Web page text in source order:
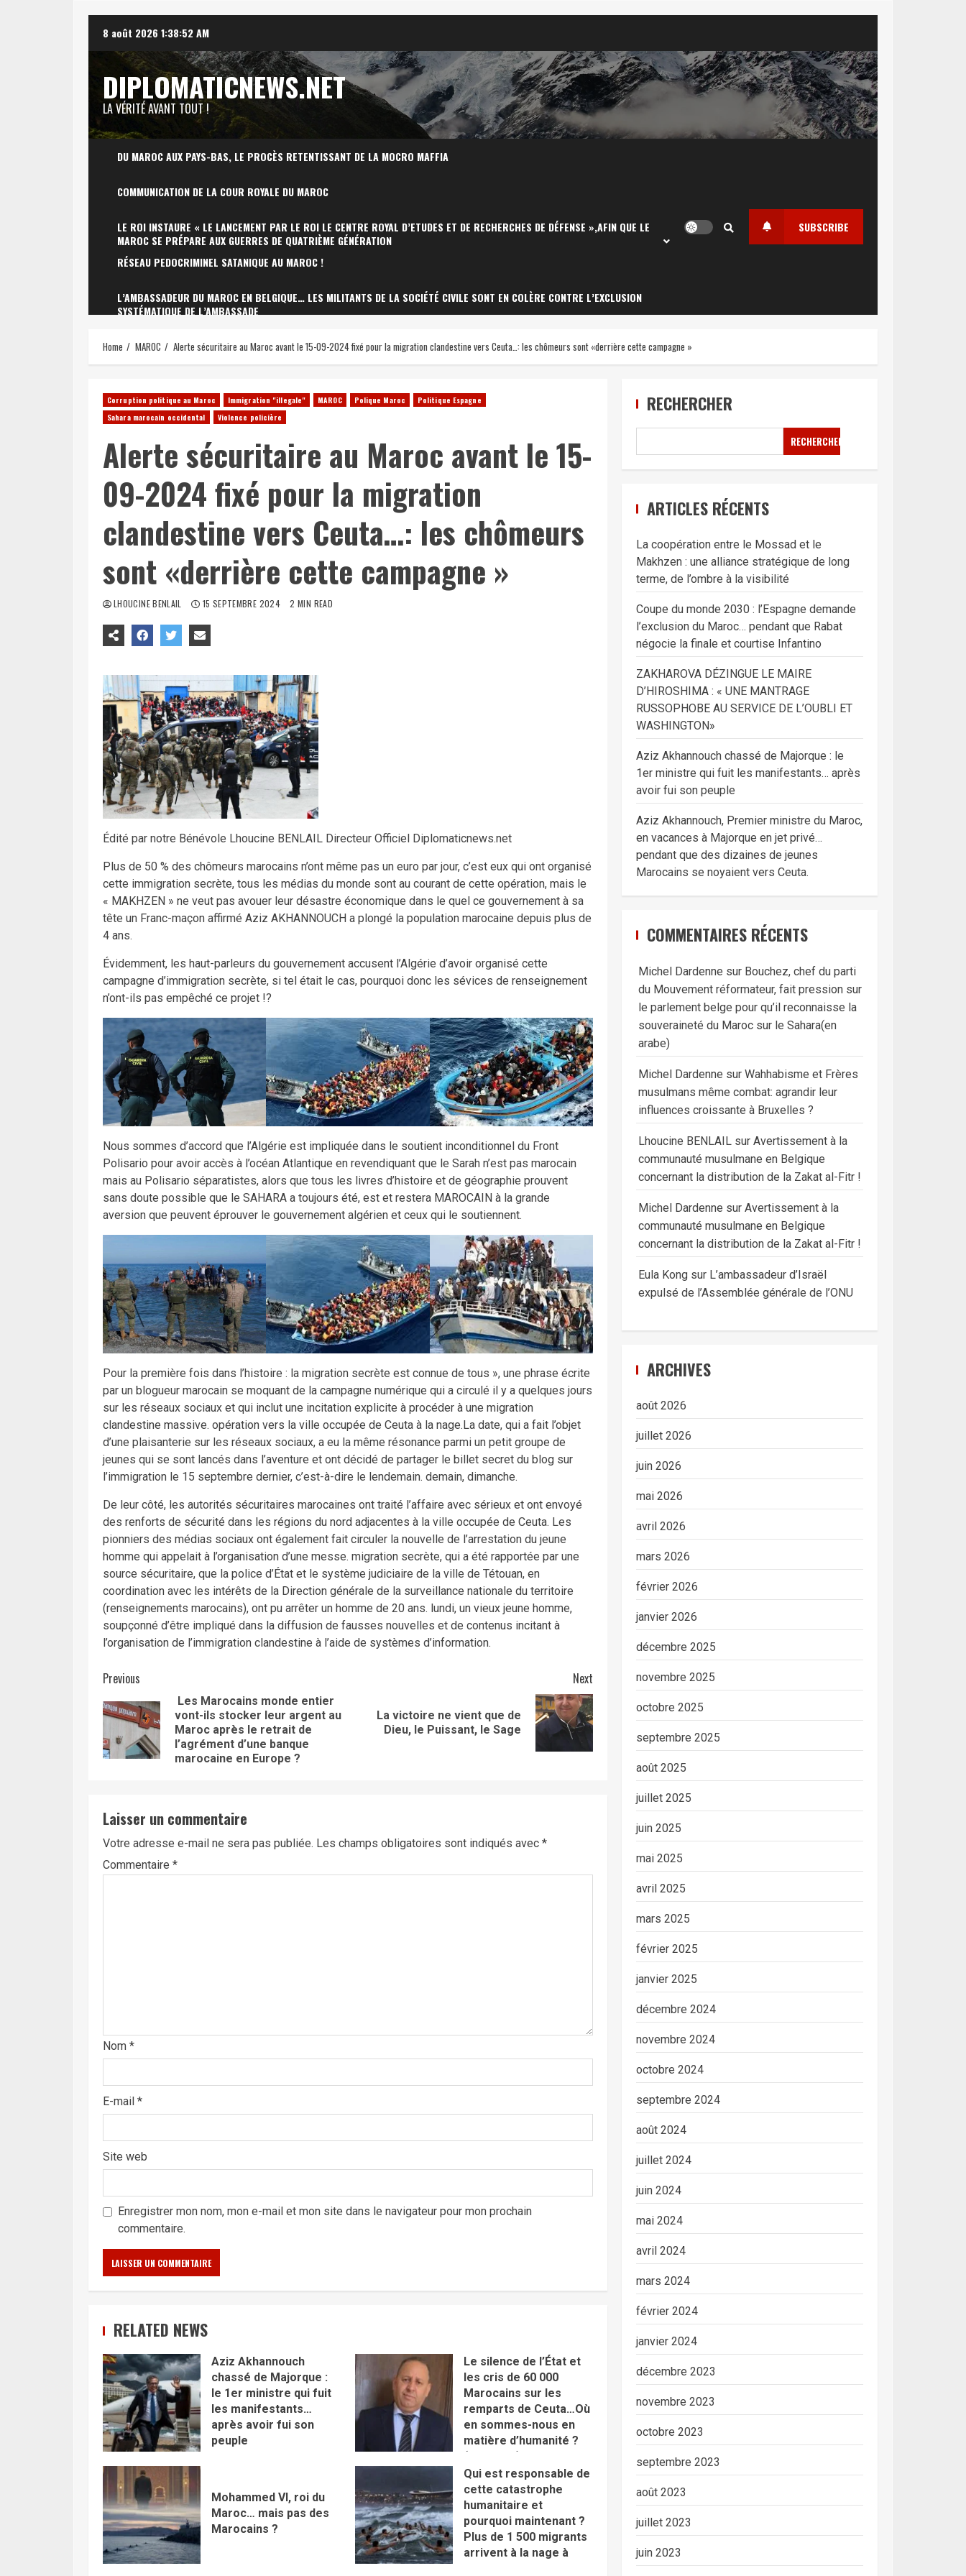
content
8 août 2026 1:38:53 AM
DIPLOMATICNEWS.NET
LA VÉRITÉ AVANT TOUT !
DU MAROC AUX PAYS-BAS, LE PROCÈS RETENTISSANT DE LA MOCRO MAFFIA
COMMUNICATION DE LA COUR ROYALE DU MAROC
LE ROI INSTAURE « LE LANCEMENT PAR LE ROI LE CENTRE ROYAL D’ETUDES ET DE RECHERCHES DE DÉFENSE »,AFIN QUE LE
MAROC SE PRÉPARE AUX GUERRES DE QUATRIÈME GÉNÉRATION
RÉSEAU PEDOCRIMINEL SATANIQUE AU MAROC !
L’AMBASSADEUR DU MAROC EN BELGIQUE… LES MILITANTS DE LA SOCIÉTÉ CIVILE SONT EN COLÈRE CONTRE L’EXCLUSION
SYSTÉMATIQUE DE L’AMBASSADE
SUBSCRIBE
Home MAROC Alerte sécuritaire au Maroc avant le 15-09-2024 fixé pour la migration clandestine vers Ceuta…: les chômeurs sont «derrière cette campagne »
Corruption politique au Maroc Immigration "illegale" MAROC Polique Maroc
Politique Espagne
Sahara marocain occidental
Violence policière
Alerte sécuritaire au Maroc avant le 15-
09-2024 fixé pour la migration
clandestine vers Ceuta…: les chômeurs
sont «derrière cette campagne »
LHOUCINE BENLAIL 15 SEPTEMBRE 2024 2 MIN READ
Édité par notre Bénévole Lhoucine BENLAIL Directeur Officiel Diplomaticnews.net
Plus de 50 % des chômeurs marocains n’ont même pas un euro par jour, c’est eux qui ont organisé
cette immigration secrète, tous les médias du monde sont au courant de cette opération, mais le
« MAKHZEN » ne veut pas avouer leur désastre économique dans le quel ce gouvernement à sa
tête un Franc-maçon affirmé Aziz AKHANNOUCH a plongé la population marocaine depuis plus de
4 ans.
Évidemment, les haut-parleurs du gouvernement accusent l’Algérie d’avoir organisé cette
campagne d’immigration secrète, si tel était le cas, pourquoi donc les sévices de renseignement
n’ont-ils pas empêché ce projet !?
Nous sommes d’accord que l’Algérie est impliquée dans le soutient inconditionnel du Front
Polisario pour avoir accès à l’océan Atlantique en revendiquant que le Sarah n’est pas marocain
mais au Polisario séparatistes, alors que tous les livres d’histoire et de géographie prouvent
sans doute possible que le SAHARA a toujours été, est et restera MAROCAIN à la grande
aversion que peuvent éprouver le gouvernement algérien et ceux qui le soutiennent.
Pour la première fois dans l’histoire : la migration secrète est connue de tous », une phrase écrite
par un blogueur marocain se moquant de la campagne numérique qui a circulé il y a quelques jours
sur les réseaux sociaux et qui inclut une incitation explicite à procéder à une migration
clandestine massive. opération vers la ville occupée de Ceuta à la nage.La date, qui a fait l’objet
d’une plaisanterie sur les réseaux sociaux, a eu la même résonance parmi un petit groupe de
jeunes qui se sont lancés dans l’aventure et ont décidé de partager le billet secret du blog sur
l’immigration le 15 septembre dernier, c’est-à-dire le lendemain. demain, dimanche.
De leur côté, les autorités sécuritaires marocaines ont traité l’affaire avec sérieux et ont envoyé
des renforts de sécurité dans les régions du nord adjacentes à la ville occupée de Ceuta. Les
pionniers des médias sociaux ont également fait circuler la nouvelle de l’arrestation du jeune
homme qui appelait à l’organisation d’une messe. migration secrète, qui a été rapportée par une
source sécuritaire, que la police d’État et le système judiciaire de la ville de Tétouan, en
coordination avec les intérêts de la Direction générale de la surveillance nationale du territoire
(renseignements marocains), ont pu arrêter un homme de 20 ans. lundi, un vieux jeune homme,
soupçonné d’être impliqué dans la diffusion de fausses nouvelles et de contenus incitant à
l’organisation de l’immigration clandestine à l’aide de systèmes d’information.
Continue
Reading
Previous
Previous
Les Marocains monde entier
vont-ils stocker leur argent au
Maroc après le retrait de
l’agrément d’une banque
marocaine en Europe ?
Next
La victoire ne vient que de
Dieu, le Puissant, le Sage
Laisser un commentaire
Votre adresse e-mail ne sera pas publiée. Les champs obligatoires sont indiqués avec *
Commentaire *
Nom *
E-mail *
Site web
Enregistrer mon nom, mon e-mail et mon site dans le navigateur pour mon prochain
commentaire.
RELATED NEWS
Aziz Akhannouch
chassé de Majorque :
le 1er ministre qui fuit
les manifestants…
après avoir fui son
peuple
Le silence de l’État et
les cris de 60 000
Marocains sur les
remparts de Ceuta…Où
en sommes-nous en
matière d’humanité ?
Mohammed VI, roi du
Maroc… mais pas des
Marocains ?
Qui est responsable de
cette catastrophe
humanitaire et
pourquoi maintenant ?
Plus de 1 500 migrants
arrivent à la nage à
RECHERCHER
RECHERCHER
ARTICLES RÉCENTS
La coopération entre le Mossad et le
Makhzen : une alliance stratégique de long
terme, de l’ombre à la visibilité
Coupe du monde 2030 : l’Espagne demande
l’exclusion du Maroc… pendant que Rabat
négocie la finale et courtise Infantino
ZAKHAROVA DÉZINGUE LE MAIRE
D’HIROSHIMA : « UNE MANTRAGE
RUSSOPHOBE AU SERVICE DE L’OUBLI ET
WASHINGTON»
Aziz Akhannouch chassé de Majorque : le
1er ministre qui fuit les manifestants… après
avoir fui son peuple
Aziz Akhannouch, Premier ministre du Maroc,
en vacances à Majorque en jet privé…
pendant que des dizaines de jeunes
Marocains se noyaient vers Ceuta.
COMMENTAIRES RÉCENTS
Michel Dardenne sur Bouchez, chef du parti
du Mouvement réformateur, fait pression sur
le parlement belge pour qu’il reconnaisse la
souveraineté du Maroc sur le Sahara(en
arabe)
Michel Dardenne sur Wahhabisme et Frères
musulmans même combat: agrandir leur
influences croissante à Bruxelles ?
Lhoucine BENLAILsur Avertissement à la
communauté musulmane en Belgique
concernant la distribution de la Zakat al-Fitr !
Michel Dardenne sur Avertissement à la
communauté musulmane en Belgique
concernant la distribution de la Zakat al-Fitr !
Eula Kongsur L’ambassadeur d’Israël
expulsé de l’Assemblée générale de l’ONU
ARCHIVES
août 2026
juillet 2026
juin 2026
mai 2026
avril 2026
mars 2026
février 2026
janvier 2026
décembre 2025
novembre 2025
octobre 2025
septembre 2025
août 2025
juillet 2025
juin 2025
mai 2025
avril 2025
mars 2025
février 2025
janvier 2025
décembre 2024
novembre 2024
octobre 2024
septembre 2024
août 2024
juillet 2024
juin 2024
mai 2024
avril 2024
mars 2024
février 2024
janvier 2024
décembre 2023
novembre 2023
octobre 2023
septembre 2023
août 2023
juillet 2023
juin 2023